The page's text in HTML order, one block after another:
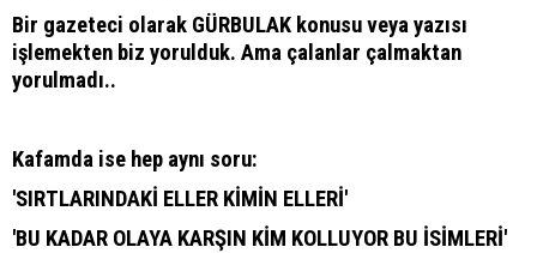
Bir gazeteci olarak GÜRBULAK konusu veya yazısı
işlemekten biz yorulduk. Ama çalanlar çalmaktan
yorulmadı..
Kafamda ise hep aynı soru:
'SIRTLARINDAKİ ELLER KİMİN ELLERİ'
'BU KADAR OLAYA KARŞIN KİM KOLLUYOR BU İSİMLERİ'